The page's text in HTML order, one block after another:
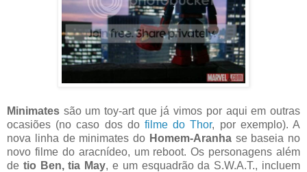
Minimates são um toy-art que já vimos por aqui em outras
ocasiões (no caso dos dofilme do Thor, por exemplo). A
nova linha de minimates do Homem-Aranhase baseia no
novo filme do aracnídeo, um reboot. Os personagens além
de tio Ben, tia May, e um esquadrão da S.W.A.T., incluem